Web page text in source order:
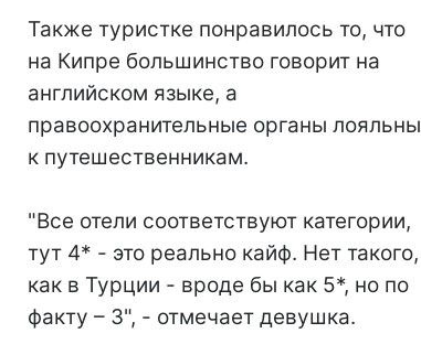
Также туристке понравилось то, что
на Кипре большинство говорит на
английском языке, а
правоохранительные органы лояльны
к путешественникам.
"Все отели соответствуют категории,
тут 4* - это реально кайф. Нет такого,
как в Турции - вроде бы как 5*, но по
факту – 3", - отмечает девушка.